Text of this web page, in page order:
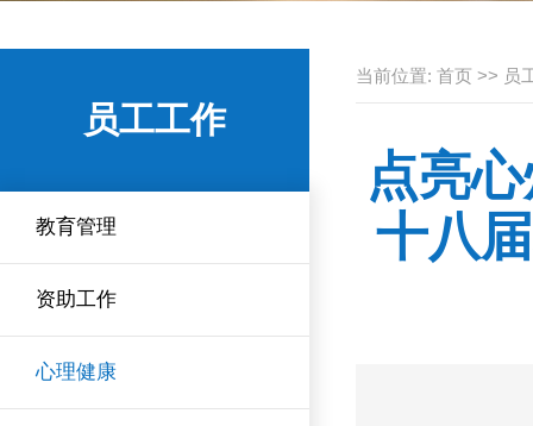
员工工作
教育管理
资助工作
心理健康
当前位置: 首页 >> 员
点亮
十八